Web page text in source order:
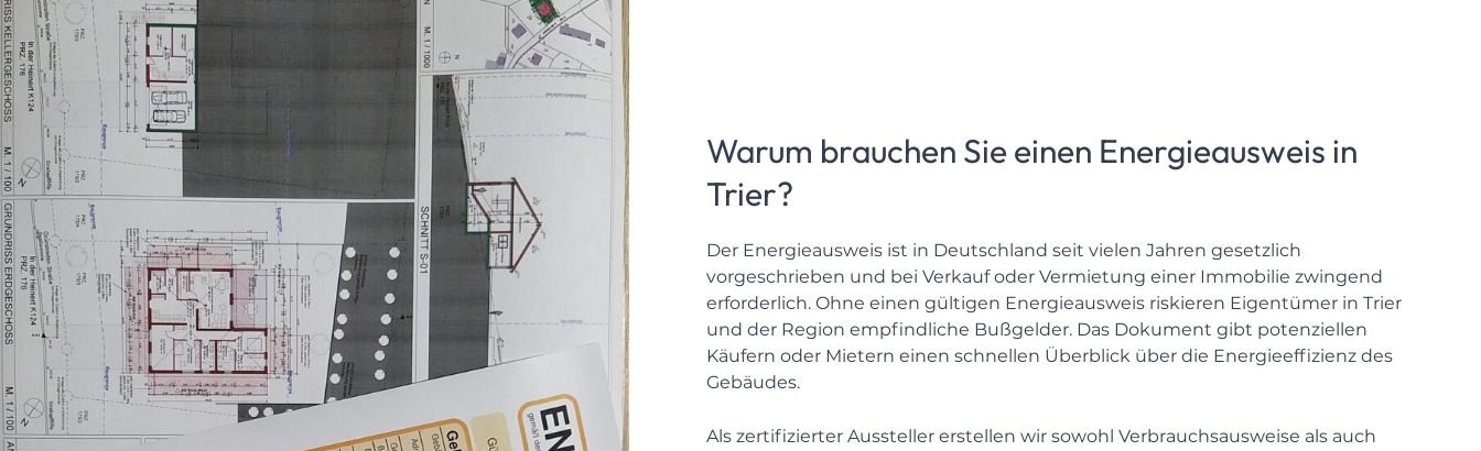
Warum brauchen Sie einen Energieausweis in
Trier?
Der Energieausweis ist in Deutschland seit vielen Jahren gesetzlich
vorgeschrieben und bei Verkauf oder Vermietung einer Immobilie zwingend
erforderlich. Ohne einen gültigen Energieausweis riskieren Eigentümer in Trier
und der Region empfindliche Bußgelder. Das Dokument gibt potenziellen
Käufern oder Mietern einen schnellen Überblick über die Energieeffizienz des
Gebäudes.
Als zertifizierter Aussteller erstellen wir sowohl Verbrauchsausweise als auch